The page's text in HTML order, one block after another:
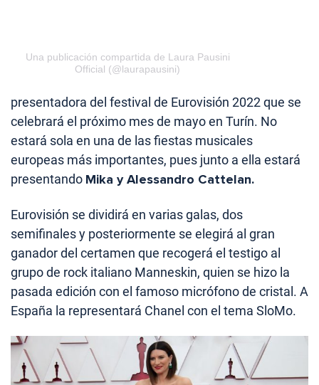
Una publicación compartida de Laura Pausini
Official (@laurapausini)
presentadora del festival de Eurovisión 2022 que se
celebrará el próximo mes de mayo en Turín. No
estará sola en una de las fiestas musicales
europeas más importantes, pues junto a ella estará
presentando Mika y Alessandro Cattelan.
Eurovisión se dividirá en varias galas, dos
semifinales y posteriormente se elegirá al gran
ganador del certamen que recogerá el testigo al
grupo de rock italiano Manneskin, quien se hizo la
pasada edición con el famoso micrófono de cristal. A
España la representará Chanel con el tema SloMo.